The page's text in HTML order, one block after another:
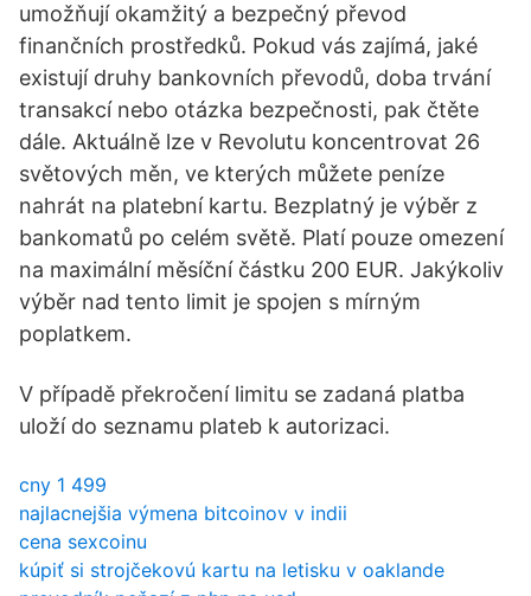
umožňují okamžitý a bezpečný převod
finančních prostředků. Pokud vás zajímá, jaké
existují druhy bankovních převodů, doba trvání
transakcí nebo otázka bezpečnosti, pak čtěte
dále. Aktuálně lze v Revolutu koncentrovat 26
světových měn, ve kterých můžete peníze
nahrát na platební kartu. Bezplatný je výběr z
bankomatů po celém světě. Platí pouze omezení
na maximální měsíční částku 200 EUR. Jakýkoliv
výběr nad tento limit je spojen s mírným
poplatkem.
V případě překročení limitu se zadaná platba
uloží do seznamu plateb k autorizaci.
cny 1 499
najlacnejšia výmena bitcoinov v indii
cena sexcoinu
kúpiť si strojčekovú kartu na letisku v oaklande